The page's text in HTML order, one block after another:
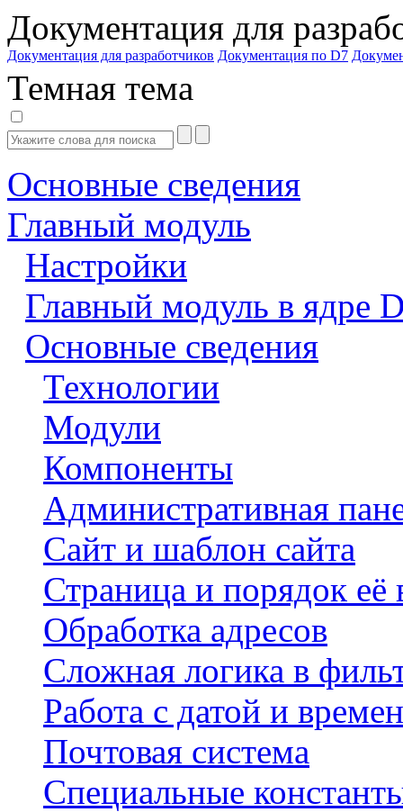
Документация для
Документация для разработчиков Документация по D7
Темная тема
Основные сведения
Главный модуль
Настройки
Главный модуль в ядре
Основные сведения
Технологии
Модули
Компоненты
Административная
Сайт и шаблон сайта
Страница и порядок её
Обработка адресов
Сложная логика в
Работа с датой и
Почтовая система
Специальные